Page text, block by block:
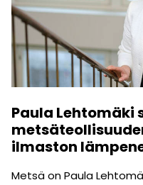
Paula Lehtomäki
ilmaston
Metsä on Paula